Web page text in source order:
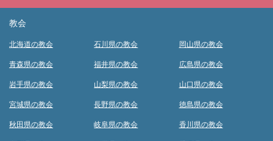
教会
北海道の教会
青森県の教会
岩手県の教会
宮城県の教会
秋田県の教会
石川県の教会
福井県の教会
山梨県の教会
長野県の教会
岐阜県の教会
岡山県の教会
広島県の教会
山口県の教会
徳島県の教会
香川県の教会